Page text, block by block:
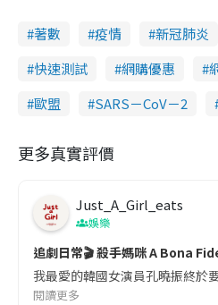
著數 疫情 新冠肺炎
快速測試
網購優惠
歐盟
SARS－CoV－2
更多真實評價
Just_A_Girl_eats
娛樂
追劇日常🎬 殺手媽咪 A Bona
我最愛的韓國女演員孔曉振終於
閱讀更多